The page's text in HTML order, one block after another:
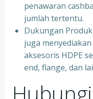
penawaran
jumlah tertentu.
Dukungan
juga
aksesoris HDPE
end, flange, dan